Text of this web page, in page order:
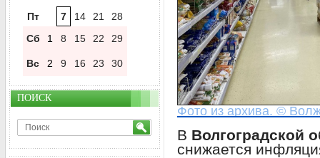
Фото из архива. ©
В Волгоградской
снижается
Пт
7 14 21
28
Сб
1 8 15 22 29
Вс 2 9 16 23 30
ПОИСК